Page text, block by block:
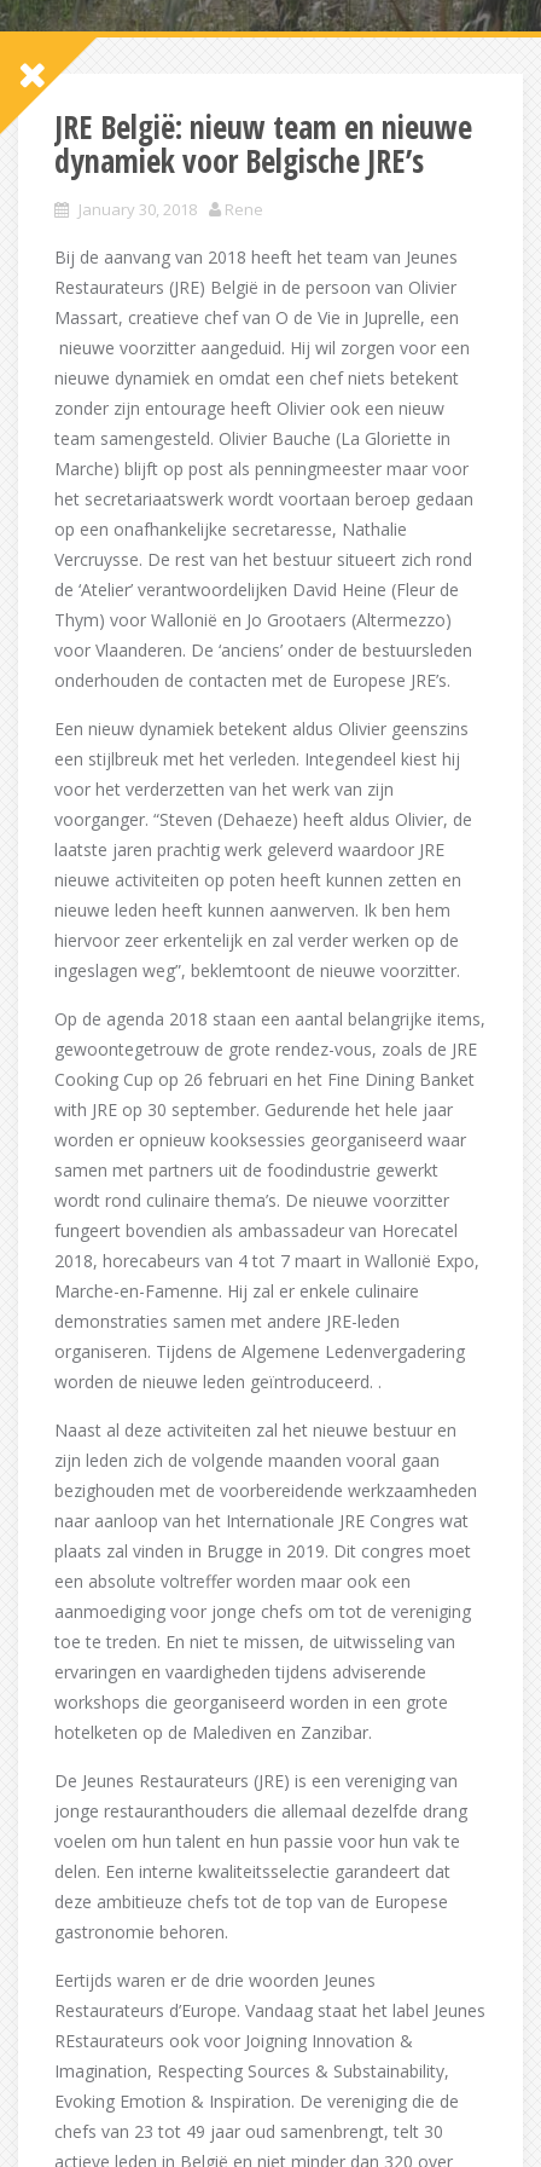
JRE België: nieuw team en nieuwe
dynamiek voor Belgische JRE’s
January 30, 2018 Rene
Bij de aanvang van 2018 heeft het team van Jeunes
Restaurateurs (JRE) België in de persoon van Olivier
Massart, creatieve chef van O de Vie in Juprelle, een
nieuwe voorzitter aangeduid. Hij wil zorgen voor een
nieuwe dynamiek en omdat een chef niets betekent
zonder zijn entourage heeft Olivier ook een nieuw
team samengesteld. Olivier Bauche (La Gloriette in
Marche) blijft op post als penningmeester maar voor
het secretariaatswerk wordt voortaan beroep gedaan
op een onafhankelijke secretaresse, Nathalie
Vercruysse. De rest van het bestuur situeert zich rond
de ‘Atelier’ verantwoordelijken David Heine (Fleur de
Thym) voor Wallonië en Jo Grootaers (Altermezzo)
voor Vlaanderen. De ‘anciens’ onder de bestuursleden
onderhouden de contacten met de Europese JRE’s.
Een nieuw dynamiek betekent aldus Olivier geenszins
een stijlbreuk met het verleden. Integendeel kiest hij
voor het verderzetten van het werk van zijn
voorganger. “Steven (Dehaeze) heeft aldus Olivier, de
laatste jaren prachtig werk geleverd waardoor JRE
nieuwe activiteiten op poten heeft kunnen zetten en
nieuwe leden heeft kunnen aanwerven. Ik ben hem
hiervoor zeer erkentelijk en zal verder werken op de
ingeslagen weg”, beklemtoont de nieuwe voorzitter.
Op de agenda 2018 staan een aantal belangrijke items,
gewoontegetrouw de grote rendez-vous, zoals de JRE
Cooking Cup op 26 februari en het Fine Dining Banket
with JRE op 30 september. Gedurende het hele jaar
worden er opnieuw kooksessies georganiseerd waar
samen met partners uit de foodindustrie gewerkt
wordt rond culinaire thema’s. De nieuwe voorzitter
fungeert bovendien als ambassadeur van Horecatel
2018, horecabeurs van 4 tot 7 maart in Wallonië Expo,
Marche-en-Famenne. Hij zal er enkele culinaire
demonstraties samen met andere JRE-leden
organiseren. Tijdens de Algemene Ledenvergadering
worden de nieuwe leden geïntroduceerd. .
Naast al deze activiteiten zal het nieuwe bestuur en
zijn leden zich de volgende maanden vooral gaan
bezighouden met de voorbereidende werkzaamheden
naar aanloop van het Internationale JRE Congres wat
plaats zal vinden in Brugge in 2019. Dit congres moet
een absolute voltreffer worden maar ook een
aanmoediging voor jonge chefs om tot de vereniging
toe te treden. En niet te missen, de uitwisseling van
ervaringen en vaardigheden tijdens adviserende
workshops die georganiseerd worden in een grote
hotelketen op de Malediven en Zanzibar.
De Jeunes Restaurateurs (JRE) is een vereniging van
jonge restauranthouders die allemaal dezelfde drang
voelen om hun talent en hun passie voor hun vak te
delen. Een interne kwaliteitsselectie garandeert dat
deze ambitieuze chefs tot de top van de Europese
gastronomie behoren.
Eertijds waren er de drie woorden Jeunes
Restaurateurs d’Europe. Vandaag staat het label Jeunes
REstaurateurs ook voor Joigning Innovation &
Imagination, Respecting Sources & Substainability,
Evoking Emotion & Inspiration. De vereniging die de
chefs van 23 tot 49 jaar oud samenbrengt, telt 30
actieve leden in België en niet minder dan 320 over